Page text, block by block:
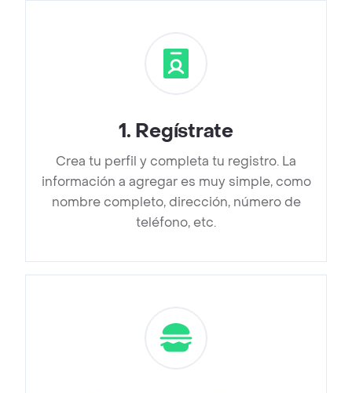
1. Regístrate
Crea tu perfil y completa tu registro. La
información a agregar es muy simple, como
nombre completo, dirección, número de
teléfono, etc.